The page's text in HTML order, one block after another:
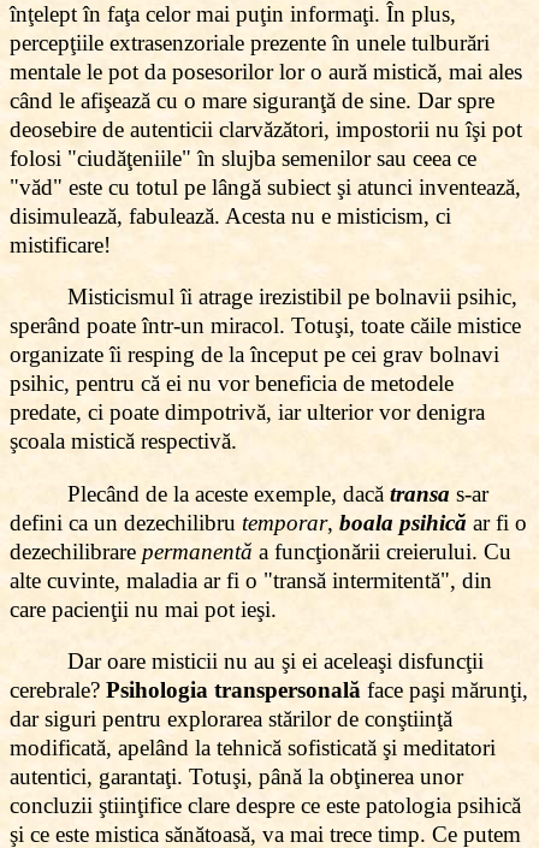
înţelept în faţa celor mai puţin informaţi. În plus,
percepţiile extrasenzoriale prezente în unele tulburări
mentale le pot da posesorilor lor o aură mistică, mai ales
când le afişează cu o mare siguranţă de sine. Dar spre
deosebire de autenticii clarvăzători, impostorii nu îşi pot
folosi "ciudăţeniile" în slujba semenilor sau ceea ce
"văd" este cu totul pe lângă subiect şi atunci inventează,
disimulează, fabulează. Acesta nu e misticism, ci
mistificare!
Misticismul îi atrage irezistibil pe bolnavii psihic,
sperând poate într-un miracol. Totuşi, toate căile mistice
organizate îi resping de la început pe cei grav bolnavi
psihic, pentru că ei nu vor beneficia de metodele
predate, ci poate dimpotrivă, iar ulterior vor denigra
şcoala mistică respectivă.
Plecând de la aceste exemple, dacă transa s-ar
defini ca un dezechilibru temporar, boala psihică ar fi o
dezechilibrare permanentă a funcţionării creierului. Cu
alte cuvinte, maladia ar fi o "transă intermitentă", din
care pacienţii nu mai pot ieşi.
Dar oare misticii nu au şi ei aceleaşi disfuncţii
cerebrale? Psihologia transpersonală face paşi mărunţi,
dar siguri pentru explorarea stărilor de conştiinţă
modificată, apelând la tehnică sofisticată şi meditatori
autentici, garantaţi. Totuşi, până la obţinerea unor
concluzii ştiinţifice clare despre ce este patologia psihică
şi ce este mistica sănătoasă, va mai trece timp. Ce putem